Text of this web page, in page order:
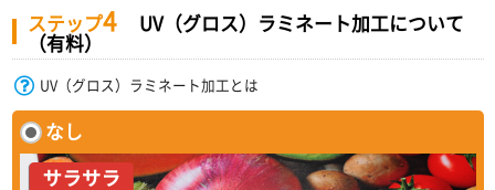
ステップ4 UV（グロス）ラミネート加工について
（有料）
UV（グロス）ラミネート加工とは
なし